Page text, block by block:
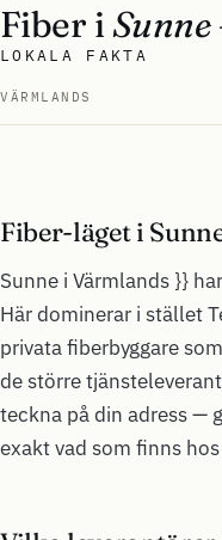
Fiber i Sunne
LOKALA FAKTA
VÄRMLANDS
Fiber-läget i
Sunne i Värmlands }}
Här dominerar i stället
privata fiberbyggare
de större
teckna på din adress —
exakt vad som finns